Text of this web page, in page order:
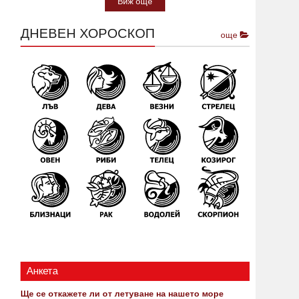
ДНЕВЕН ХОРОСКОП още
Анкета
Ще се откажете ли от летуване на нашето море